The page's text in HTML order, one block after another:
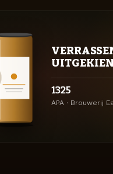
1325
APA · Brouwerij